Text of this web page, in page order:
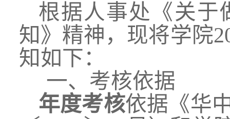
根据人事处《关于
知》精神，现将学院
知如下：
一、考核依据
年度考核依据《华